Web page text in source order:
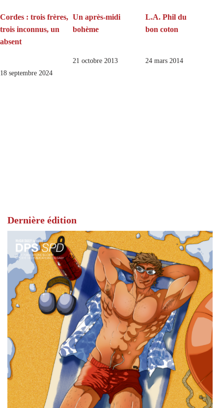
Cordes : trois frères,
trois inconnus, un
absent
18 septembre 2024
Un après-midi
bohème
21 octobre 2013
L.A. Phil du
bon coton
24 mars 2014
Dernière édition